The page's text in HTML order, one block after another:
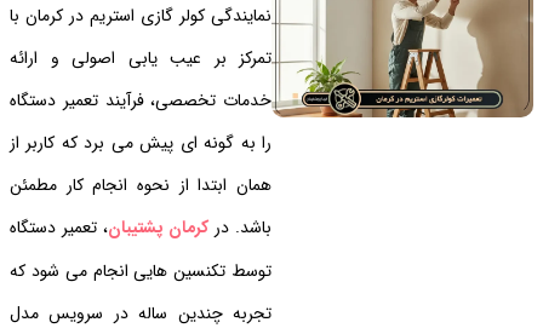
نمایندگی کولر گازی استریم در کرمان با
تمرکز بر عیب یابی اصولی و ارائه
خدمات تخصصی، فرآیند تعمیر دستگاه
را به گونه ای پیش می برد که کاربر از
همان ابتدا از نحوه انجام کار مطمئن
باشد. درکرمان پشتیبان، تعمیر دستگاه
توسط تکنسین هایی انجام می شود که
تجربه چندین ساله در سرویس مدل